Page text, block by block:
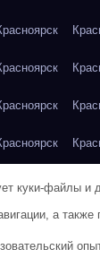
Кукуруза
Кукуруза
куки-файлы и
а также